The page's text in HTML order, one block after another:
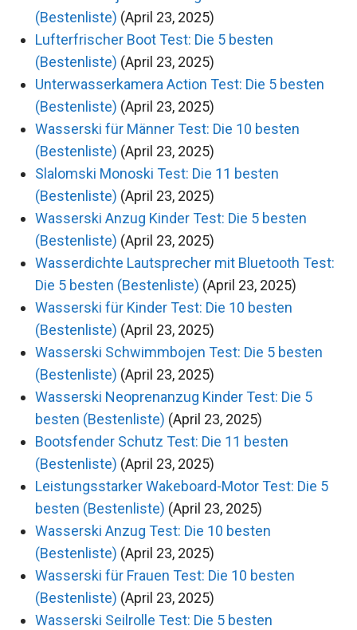
(Bestenliste) (April 23, 2025)
Lufterfrischer Boot Test: Die 5 besten
(Bestenliste) (April 23, 2025)
Unterwasserkamera Action Test: Die 5 besten
(Bestenliste) (April 23, 2025)
Wasserski für Männer Test: Die 10 besten
(Bestenliste) (April 23, 2025)
Slalomski Monoski Test: Die 11 besten
(Bestenliste) (April 23, 2025)
Wasserski Anzug Kinder Test: Die 5 besten
(Bestenliste) (April 23, 2025)
Wasserdichte Lautsprecher mit Bluetooth Test:
Die 5 besten (Bestenliste) (April 23, 2025)
Wasserski für Kinder Test: Die 10 besten
(Bestenliste) (April 23, 2025)
Wasserski Schwimmbojen Test: Die 5 besten
(Bestenliste) (April 23, 2025)
Wasserski Neoprenanzug Kinder Test: Die 5
besten (Bestenliste) (April 23, 2025)
Bootsfender Schutz Test: Die 11 besten
(Bestenliste) (April 23, 2025)
Leistungsstarker Wakeboard-Motor Test: Die 5
besten (Bestenliste) (April 23, 2025)
Wasserski Anzug Test: Die 10 besten
(Bestenliste) (April 23, 2025)
Wasserski für Frauen Test: Die 10 besten
(Bestenliste) (April 23, 2025)
Wasserski Seilrolle Test: Die 5 besten